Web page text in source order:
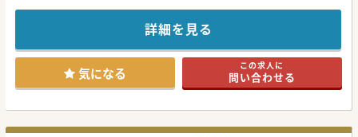
詳細を見る
気になる この求人に
問い合わせる